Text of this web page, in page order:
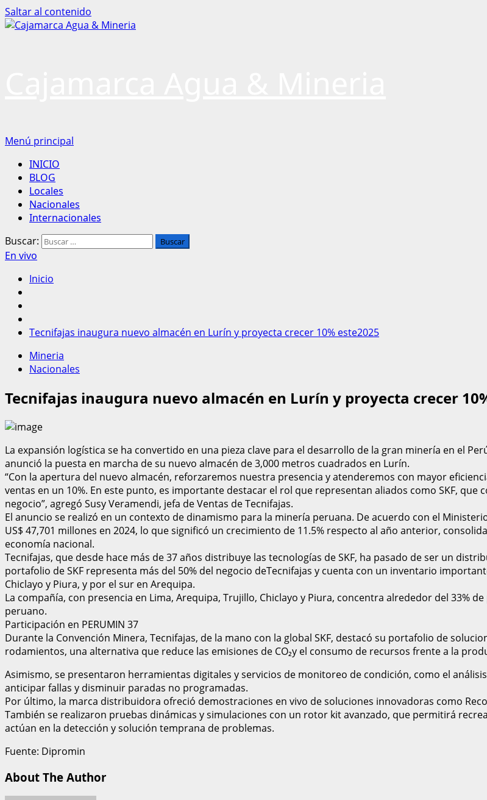
Saltar al contenido
Menú principal
INICIO
BLOG
Locales
Nacionales
Internacionales
Buscar:
En vivo
Inicio
Tecnifajas inaugura nuevo almacén en Lurín y proyecta crecer 10% este2025
Mineria
Nacionales
Tecnifajas inaugura nuevo almacén en Lurín y proyecta crecer
La expansión logística se ha convertido en una pieza clave para el desarrollo de la gran minería en el
anunció la puesta en marcha de su nuevo almacén de 3,000 metros cuadrados en Lurín.
“Con la apertura del nuevo almacén, reforzaremos nuestra presencia y atenderemos con mayor
ventas en un 10%. En este punto, es importante destacar el rol que representan aliados como SKF, que
negocio”, agregó Susy Veramendi, jefa de Ventas de Tecnifajas.
El anuncio se realizó en un contexto de dinamismo para la minería peruana. De acuerdo con el
US$ 47,701 millones en 2024, lo que significó un crecimiento de 11.5% respecto al año anterior,
economía nacional.
Tecnifajas, que desde hace más de 37 años distribuye las tecnologías de SKF, ha pasado de ser un
portafolio de SKF representa más del 50% del negocio deTecnifajas y cuenta con un inventario
Chiclayo y Piura, y por el sur en Arequipa.
La compañía, con presencia en Lima, Arequipa, Trujillo, Chiclayo y Piura, concentra alrededor del 33%
peruano.
Participación en PERUMIN 37
Durante la Convención Minera, Tecnifajas, de la mano con la global SKF, destacó su portafolio de
rodamientos, una alternativa que reduce las emisiones de CO₂y el consumo de recursos frente a la
Asimismo, se presentaron herramientas digitales y servicios de monitoreo de condición, como el
anticipar fallas y disminuir paradas no programadas.
Por último, la marca distribuidora ofreció demostraciones en vivo de soluciones innovadoras como
También se realizaron pruebas dinámicas y simulaciones con un rotor kit avanzado, que permitirá
actúan en la detección y solución temprana de problemas.
Fuente: Dipromin
About The Author